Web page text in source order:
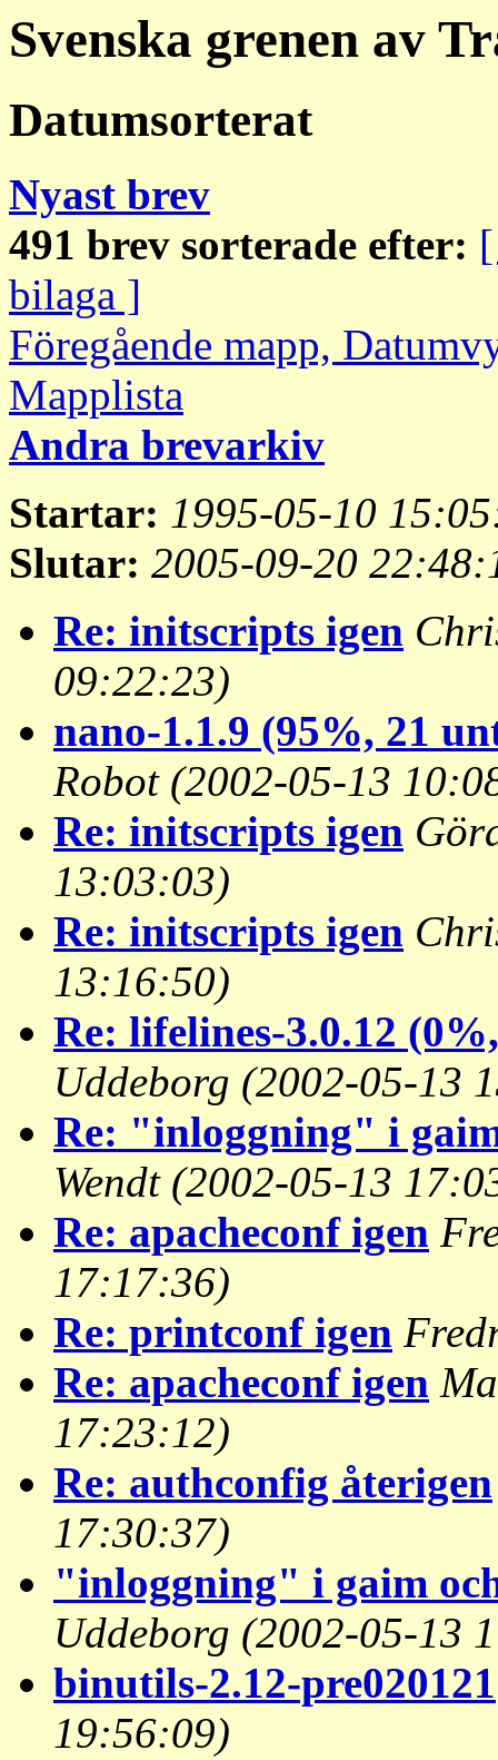
Svenska grenen av
Datumsorterat
Nyast brev
491 brev sorterade efter:
bilaga ]
Föregående mapp,
Mapplista
Andra brevarkiv
Startar: 1995-05-10
Slutar: 2005-09-20
Re: initscripts igen
09:22:23)
nano-1.1.9 (95%, 21
Robot (2002-05-13
Re: initscripts igen
13:03:03)
Re: initscripts igen
13:16:50)
Re: lifelines-3.0.12
Uddeborg (2002-05-13
Re: "inloggning" i
Wendt (2002-05-13
Re: apacheconf igen
17:17:36)
Re: printconf igen
Re: apacheconf igen
17:23:12)
Re: authconfig återigen
17:30:37)
"inloggning" i gaim
Uddeborg (2002-05-13
binutils-2.12-pre020121
19:56:09)